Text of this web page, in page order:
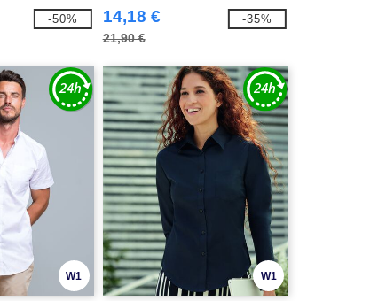
-50% 14,18 €
21,90 €
-35%
W1 W1